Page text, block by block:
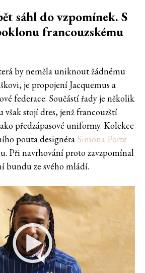
sáhl do vzpomínek. S
francouzskému
by neměla uniknout žádnému
je propojení Jacquemus a
federace. Součástí řady je několik
však stojí dres, jenž francouzští
předzápasové uniformy. Kolekce
pouta designéra Simona Porte
Při navrhování proto zavzpomínal
bundu ze svého mládí.